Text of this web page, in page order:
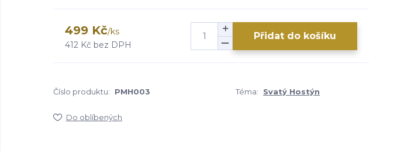
499 Kč/ks
412 Kč bez DPH
Přidat do košíku
Číslo produktu: PMH003 Téma: Svatý Hostýn
Do oblíbených